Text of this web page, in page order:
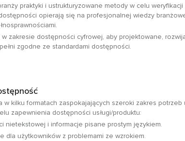
praktyki i ustrukturyzowane metody w celu
opierają się na profesjonalnej wiedzy
zakresie dostępności cyfrowej, aby projektowane,
zgodne ze standardami dostępności.
kilku formatach zaspokajających szeroki zakres potrzeb
zapewnienia dostępności usługi/produktu:
nietekstowej i informacje pisane prostym językiem.
dla użytkowników z problemami ze wzrokiem.